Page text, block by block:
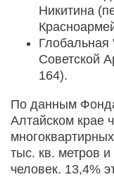
Никитина
Глобальная
Советской
164).
По данным
Алтайском крае
тыс. кв. метров
человек. 13,4%